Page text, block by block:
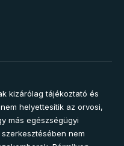
kizárólag tájékoztató és
helyettesítik az orvosi,
más egészségügyi
nem